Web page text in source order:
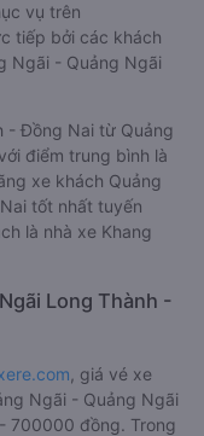
vụ trên
tiếp bởi các khách
Ngãi - Quảng Ngãi
- Đồng Nai từ Quảng
điểm trung bình là
xe khách Quảng
tốt nhất tuyến
là nhà xe Khang
Long Thành -
, giá vé xe
Ngãi - Quảng Ngãi
700000 đồng. Trong